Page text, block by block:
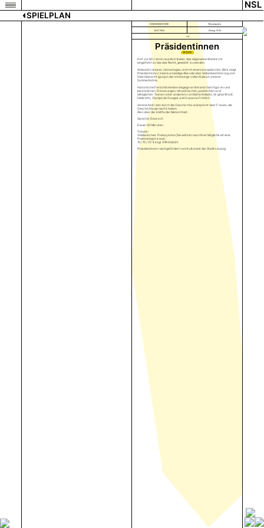
NSL
SPIELPLAN
SOMMERBÜHNE Theatergarten
10.07.2026 Freitag 19:30
+14
Präsidentinnen
TICKETS
Erst vor 80 Jahren wurde in Italien das allgemeine Wahlrecht
eingeführt sowie das Recht, gewählt zu werden.
Anlässlich dieses Jahrestages und mit einem europäischen Blick zeigt
Präsidentinnen zwei kurzweilige Abende über Selbstbestimmung und
Gleichberechtigung in der stimmungsvollen Kulisse unserer
Sommerbühne.
Historische Persönlichkeiten begegnen literarischen Figuren und
persönlichen Erinnerungen, mit politischen, poetischen und
alltäglichen Texten unter anderem von Käthe Kollwitz, Virginia Woolf,
Nilde Iotti, Olympe de Gouges und Susanne Fröhlich.
Verena Noll reist durch die Geschichte und spricht über Frauen, die
Geschichte gemacht haben.
Also über die Hälfte der Menschheit.
Sprache: Deutsch
Dauer: 60 Minuten
Tickets:
Solidarisches Preissystem (Sie wählen nach Ihrer Möglichkeit eine
Preiskategorie aus):
10 / 15 / 20 € zzgl. VVK-Gebühr
Präsidentinnen wird gefördert vom Kulturamt der Stadt Leipzig.